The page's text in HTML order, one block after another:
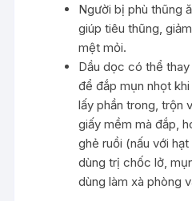
Người bị phù thũng
giúp tiêu thũng,
mệt mỏi.
Dầu dọc có thể
để đắp mụn nhọt
lấy phần trong, trộn
giấy mềm mà đắp,
ghẻ ruồi (nấu với
dùng trị chốc lở,
dùng làm xà phòng